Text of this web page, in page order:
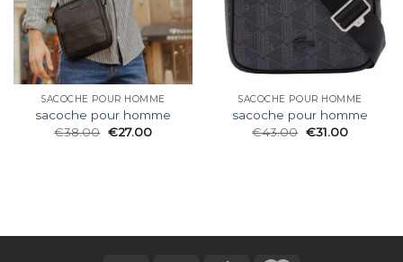
SACOCHE POUR HOMME
sacoche pour homme
€38.00 €27.00
SACOCHE POUR HOMME
sacoche pour homme
€43.00 €31.00